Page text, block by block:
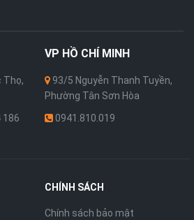
Thọ,
186
VP HỒ CHÍ MINH
93/5 Nguyễn Thanh Tuyền,
Phường Tân Sơn Hòa
0941.810.019
CHÍNH SÁCH
Chính sách bảo mật